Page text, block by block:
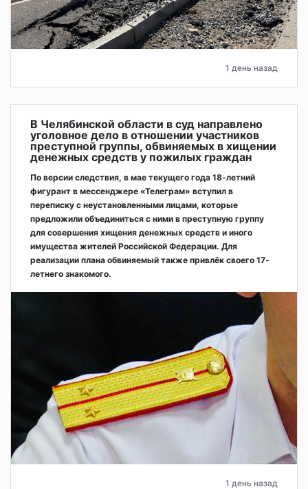
1 день назад
В Челябинской области в суд направлено
уголовное дело в отношении участников
преступной группы, обвиняемых в хищении
денежных средств у пожилых граждан
По версии следствия, в мае текущего года 18-летний
фигурант в мессенджере «Телеграм» вступил в
переписку с неустановленными лицами, которые
предложили объединиться с ними в преступную группу
для совершения хищения денежных средств и иного
имущества жителей Российской Федерации. Для
реализации плана обвиняемый также привлёк своего 17-
летнего знакомого.
1 день назад